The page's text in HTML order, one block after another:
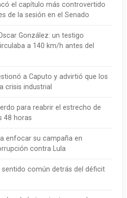
el capítulo más controvertido
de la sesión en el Senado
González: un testigo
a 140 km/h antes del
a Caputo y advirtió que los
crisis industrial
para reabrir el estrecho de
48 horas
enfocar su campaña en
contra Lula
sentido común detrás del déficit